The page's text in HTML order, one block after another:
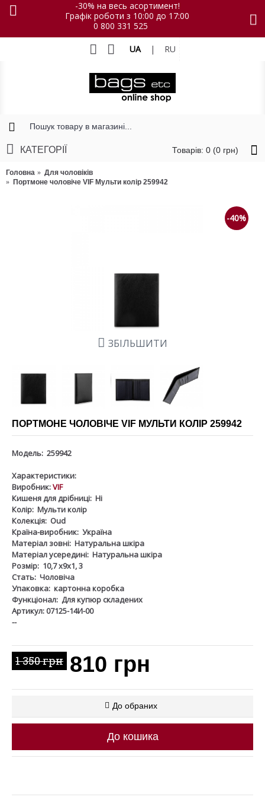
-30% на весь асортимент!
Графік роботи з 10:00 до 17:00
0 800 331 525
UA | RU
Товарів: 0 (0 грн)
КАТЕГОРІЇ
Головна
Для чоловіків
Портмоне чоловіче VIF Мульти колір 259942
-40%
ЗБІЛЬШИТИ
ПОРТМОНЕ ЧОЛОВІЧЕ VIF МУЛЬТИ КОЛІР 259942
Модель: 259942
Характеристики:
Виробник:VIF
Кишеня для дрібниці: Ні
Колір: Мульти колір
Колекція: Oud
Країна-виробник: Україна
Матеріал зовні: Натуральна шкіра
Матеріал усередині: Натуральна шкіра
Розмір: 10,7 х9х1, 3
Стать: Чоловіча
Упаковка: картонна коробка
Функціонал: Для купюр складених
Артикул: 07125-14И-00
--
1 350 грн 810 грн
До обраних
До кошика